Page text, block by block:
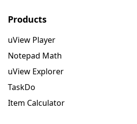
Products
uView Player
Notepad Math
uView Explorer
TaskDo
Item Calculator